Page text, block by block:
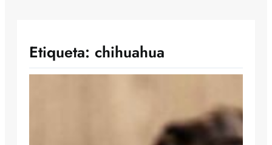
Etiqueta: chihuahua